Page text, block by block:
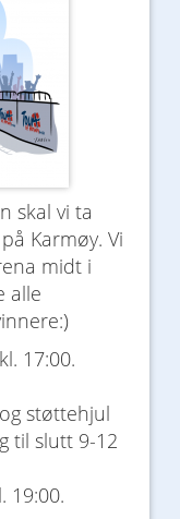
skal vi ta
Karmøy. Vi
midt i
alle
17:00.
støttehjul
til slutt 9-12
19:00.